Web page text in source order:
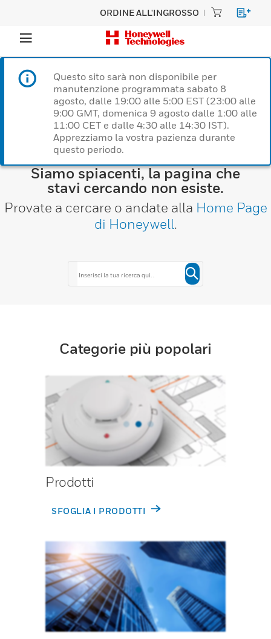
ORDINE ALL'INGROSSO
Questo sito sarà non disponibile per
manutenzione programmata sabato 8
agosto, dalle 19:00 alle 5:00 EST (23:00 alle
9:00 GMT, domenica 9 agosto dalle 1:00 alle
11:00 CET e dalle 4:30 alle 14:30 IST).
Apprezziamo la vostra pazienza durante
questo periodo.
Siamo spiacenti, la pagina che
stavi cercando non esiste.
Provate a cercare o andate alla Home Page
di Honeywell.
Categorie più popolari
Prodotti
SFOGLIA I PRODOTTI